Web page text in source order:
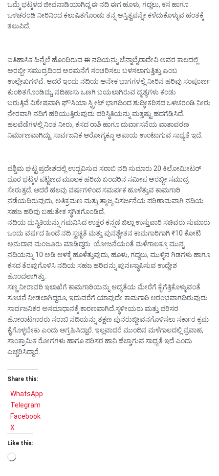
ಒಮ್ಮೆ ಭಟ್ಕಳದ ಜೀವನಾಡಿಯಾಗಿದ್ದ ಈ ನದಿ ಈಗ ಹೂಳು, ಗದ್ದಲು, ಕಸ ಹಾಗೂ
ಒಳಚರಂಡಿ ನೀರಿನಿಂದ ಕಲುಷಿತಗೊಂಡು ತನ್ನ ಅಸ್ತಿತ್ವವನ್ನೇ ಕಳೆದುಕೊಳ್ಳುವ ಹಂತಕ್ಕೆ
ತಲುಪಿದೆ.
ಐತಿಹಾಸಿಕ ಹಿನ್ನೆಲೆ ಹೊಂದಿರುವ ಈ ನದಿಯನ್ನು ಚೆನ್ನಾಬೈರಾದೇವಿ ಅವರ ಕಾಲದಲ್ಲಿ
ಅರಬ್ಬೀ ಸಮುದ್ರದಿಂದ ಅರಮನೆಗೆ ಸಂಚರಿಸಲು ಬಳಸಲಾಗುತ್ತಿತ್ತು ಎಂಬ
ಉಲ್ಲೇಖಗಳಿವೆ. ಆದರೆ ಇಂದು ನದಿಯ ಅನೇಕ ಭಾಗಗಳಲ್ಲಿ ನೀರಿನ ಹರಿವು ಸಂಪೂರ್ಣ
ಕುಂಠಿತಗೊಂಡಿದ್ದು, ನದಿಹಾಸು ಒಣಗಿ ಬಯಲಾಗಿರುವ ದೃಶ್ಯಗಳು ಕಂಡು
ಬರುತ್ತಿವೆ.ವಿಶೇಷವಾಗಿ ಘೌಸಿಯಾ ಸ್ಟ್ರೀಟ್ ಭಾಗದಿಂದ ಶುದ್ಧೀಕರಿಸದ ಒಳಚರಂಡಿ ನೀರು
ನೇರವಾಗಿ ನದಿಗೆ ಹರಿಯುತ್ತಿರುವುದು ಪರಿಸ್ಥಿತಿಯನ್ನು ಮತ್ತಷ್ಟು ಹದಗೆಡಿಸಿದೆ.
ಹಲವೆಡೆಗಳಲ್ಲಿ ನಿಂತ ನೀರು, ಕಸದ ರಾಶಿ ಹಾಗೂ ದುರ್ವಾಸನೆಯ ವಾತಾವರಣ
ನಿರ್ಮಾಣವಾಗಿದ್ದು, ಸಾರ್ವಜನಿಕ ಆರೋಗ್ಯಕ್ಕೂ ಅಪಾಯ ಉಂಟಾಗುವ ಸಾಧ್ಯತೆ ಇದೆ.
ಪಶ್ಚಿಮ ಘಟ್ಟ ಪ್ರದೇಶದಲ್ಲಿ ಉದ್ಭವಿಸುವ ಸರಾಬಿ ನದಿ ಸುಮಾರು 20 ಕಿಲೋಮೀಟರ್
ದೂರ ಭಟ್ಕಳ ಪಟ್ಟಣದ ಮೂಲಕ ಹರಿದು ಬಂದರಿನ ಸಮೀಪ ಅರಬ್ಬೀ ಸಮುದ್ರ
ಸೇರುತ್ತದೆ. ಆದರೆ ಹಲವು ವರ್ಷಗಳಿಂದ ಸಮರ್ಪಕ ಹೂಳೆತ್ತುವ ಕಾಮಗಾರಿ
ನಡೆಯದಿರುವುದು, ಅತಿಕ್ರಮಣ ಮತ್ತು ತ್ಯಾಜ್ಯ ವಿಸರ್ಜನೆಯ ಪರಿಣಾಮವಾಗಿ ನದಿಯ
ಸಹಜ ಹರಿವು ಬಹುತೇಕ ಸ್ಥಗಿತಗೊಂಡಿದೆ.
ನದಿಯ ದುಸ್ಥಿತಿಯನ್ನು ಗಮನಿಸಿದ ಉತ್ತರ ಕನ್ನಡ ಜಿಲ್ಲಾ ಉಸ್ತುವಾರಿ ಸಚಿವರು ಸುಮಾರು
ಒಂದು ವರ್ಷದ ಹಿಂದೆ ನದಿ ಸ್ವಚ್ಛತೆ ಮತ್ತು ಪುನಶ್ಚೇತನ ಕಾಮಗಾರಿಗಾಗಿ ₹10 ಕೋಟಿ
ಅನುದಾನ ಮಂಜೂರು ಮಾಡಿದ್ದರು. ಯೋಜನೆಯಂತೆ ಮಳೆಗಾಲಕ್ಕೂ ಮುನ್ನ
ನದಿಯನ್ನು 10 ಅಡಿ ಆಳಕ್ಕೆ ಹೂಳೆತ್ತುವುದು, ಹೂಳು, ಗದ್ದಲು, ಮುಳ್ಳಿನ ಗಿಡಗಳು ಹಾಗೂ
ಕಸದ ತೆರವುಗೊಳಿಸಿ ನದಿಯ ಸಹಜ ಹರಿವನ್ನು ಪುನಃಸ್ಥಾಪಿಸುವ ಉದ್ದೇಶ
ಹೊಂದಲಾಗಿತ್ತು.
ಸಣ್ಣ ನೀರಾವರಿ ಇಲಾಖೆಗೆ ಕಾಮಗಾರಿಯನ್ನು ಆದ್ಯತೆಯ ಮೇರೆಗೆ ಕೈಗೆತ್ತಿಕೊಳ್ಳುವಂತೆ
ಸೂಚನೆ ನೀಡಲಾಗಿದ್ದರೂ, ಇದುವರೆಗೆ ಯಾವುದೇ ಕಾಮಗಾರಿ ಆರಂಭವಾಗದಿರುವುದು
ಸಾರ್ವಜನಿಕರ ಅಸಮಾಧಾನಕ್ಕೆ ಕಾರಣವಾಗಿದೆ.ಸ್ಥಳೀಯರು ಮತ್ತು ಪರಿಸರ
ಹೋರಾಟಗಾರರು ಸರಾಬಿ ನದಿಯನ್ನು ತಕ್ಷಣ ಪುನರುಜ್ಜೀವನಗೊಳಿಸಲು ಸರ್ಕಾರ ಕ್ರಮ
ಕೈಗೊಳ್ಳಬೇಕು ಎಂದು ಆಗ್ರಹಿಸಿದ್ದಾರೆ. ಇಲ್ಲವಾದರೆ ಮುಂದಿನ ಮಳೆಗಾಲದಲ್ಲಿ ಪ್ರವಾಹ,
ಸಾಂಕ್ರಾಮಿಕ ರೋಗಗಳು ಹಾಗೂ ಪರಿಸರ ಹಾನಿ ಹೆಚ್ಚಾಗುವ ಸಾಧ್ಯತೆ ಇದೆ ಎಂದು
ಎಚ್ಚರಿಸಿದ್ದಾರೆ.
Share this:
WhatsApp
Telegram
Facebook
X
Like this:
Loading…